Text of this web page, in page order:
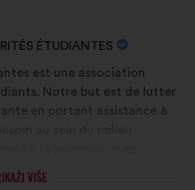
CO’P1
SOLIDARITÉS
ÉTUDIANTES
ÉTUDIANTES
est une association
Notre but est de lutter
en portant assistance à
gratuites d’invendus et
VIŠE